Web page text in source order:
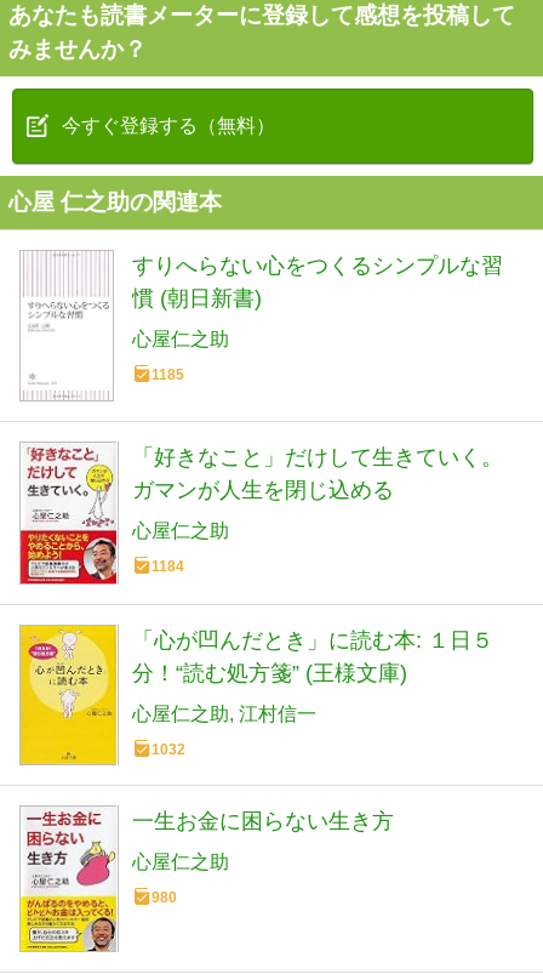
あなたも読書メーターに登録して感想を投稿して
みませんか？
今すぐ登録する（無料）
心屋 仁之助の関連本
すりへらない心をつくるシンプルな習
慣 (朝日新書)
心屋仁之助
1185
「好きなこと」だけして生きていく。
ガマンが人生を閉じ込める
心屋仁之助
1184
「心が凹んだとき」に読む本: １日５
分！“読む処方箋” (王様文庫)
心屋仁之助 江村信一
1032
一生お金に困らない生き方
心屋仁之助
980